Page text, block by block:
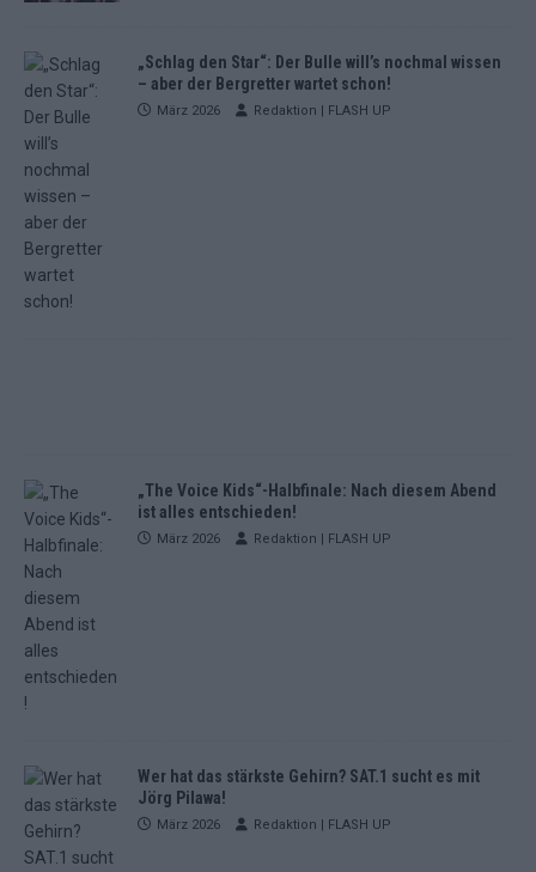
„Schlag den Star“: Der Bulle will’s nochmal wissen
– aber der Bergretter wartet schon!
März 2026 Redaktion | FLASH UP
„The Voice Kids“-Halbfinale: Nach diesem Abend
ist alles entschieden!
März 2026 Redaktion | FLASH UP
Wer hat das stärkste Gehirn? SAT.1 sucht es mit
Jörg Pilawa!
März 2026 Redaktion | FLASH UP